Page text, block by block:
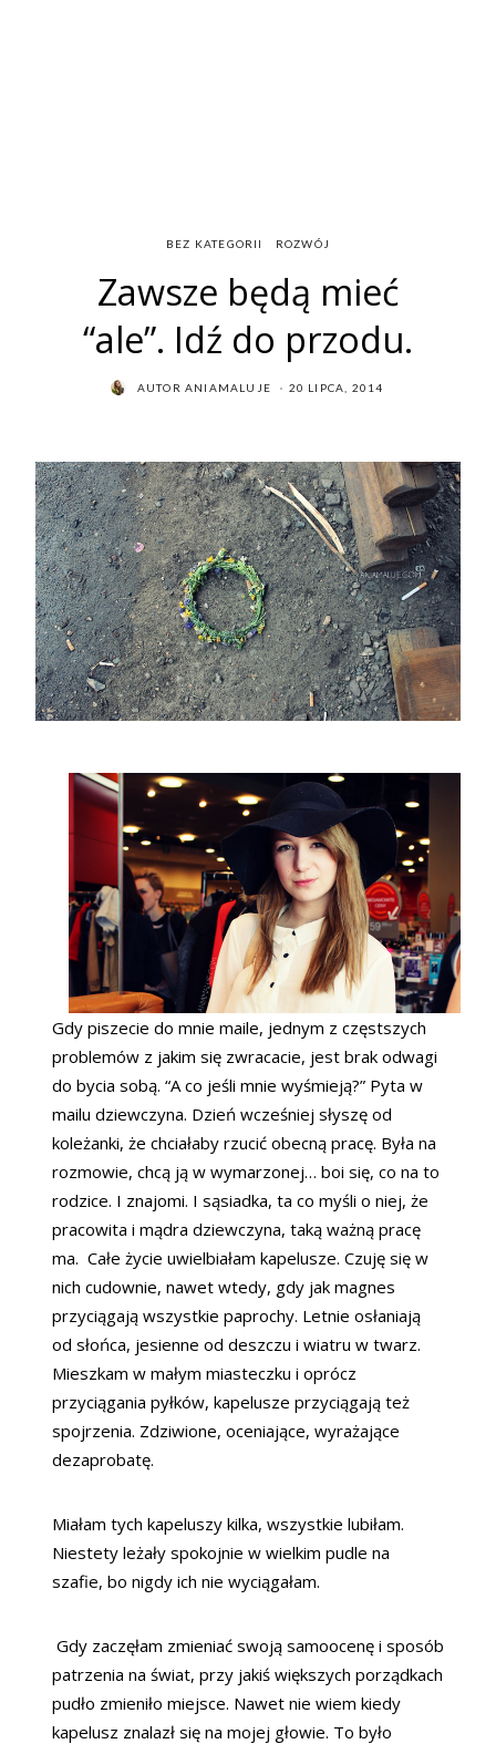
BEZ KATEGORII ROZWÓJ
Zawsze będą mieć
“ale”. Idź do przodu.
AUTORANIAMALUJE
POSTED
20 LIPCA, 2014
Gdy piszecie do mnie maile, jednym z częstszych
problemów z jakim się zwracacie, jest brak odwagi
do bycia sobą. “A co jeśli mnie wyśmieją?” Pyta w
mailu dziewczyna. Dzień wcześniej słyszę od
koleżanki, że chciałaby rzucić obecną pracę. Była na
rozmowie, chcą ją w wymarzonej… boi się, co na to
rodzice. I znajomi. I sąsiadka, ta co myśli o niej, że
pracowita i mądra dziewczyna, taką ważną pracę
ma. Całe życie uwielbiałam kapelusze. Czuję się w
nich cudownie, nawet wtedy, gdy jak magnes
przyciągają wszystkie paprochy. Letnie osłaniają
od słońca, jesienne od deszczu i wiatru w twarz.
Mieszkam w małym miasteczku i oprócz
przyciągania pyłków, kapelusze przyciągają też
spojrzenia. Zdziwione, oceniające, wyrażające
dezaprobatę.
Miałam tych kapeluszy kilka, wszystkie lubiłam.
Niestety leżały spokojnie w wielkim pudle na
szafie, bo nigdy ich nie wyciągałam.
Gdy zaczęłam zmieniać swoją samoocenę i sposób
patrzenia na świat, przy jakiś większych porządkach
pudło zmieniło miejsce. Nawet nie wiem kiedy
kapelusz znalazł się na mojej głowie. To było